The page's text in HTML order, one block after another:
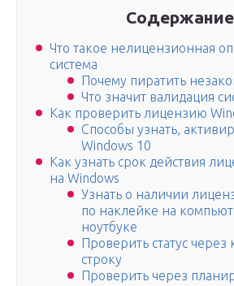
Что такое нелицензионная
система
Почему пиратить
Что значит валидация
Как проверить лицензию
Способы узнать,
Windows 10
Как узнать срок действия
на Windows
Узнать о наличии
по наклейке на
ноутбуке
Проверить статус
строку
Проверить через